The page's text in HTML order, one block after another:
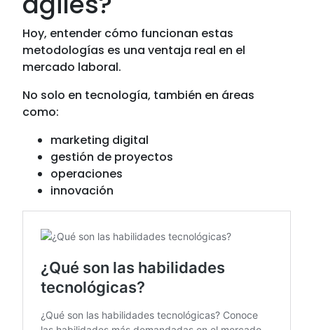
Hoy, entender cómo funcionan estas
metodologías es una ventaja real en el
mercado laboral.
No solo en tecnología, también en áreas
como:
marketing digital
gestión de proyectos
operaciones
innovación